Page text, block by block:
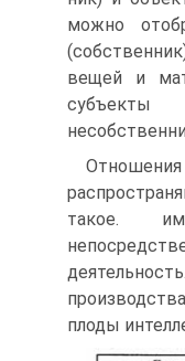
можно
вещей и
субъекты
такое.
плоды